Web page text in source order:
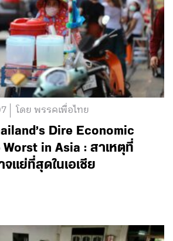
โดย พรรคเพื่อไทย
Dire Economic
in Asia : สาเหตุที่
แย่ที่สุดในเอเชีย